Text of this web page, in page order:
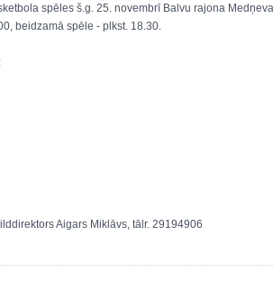
spēles š.g. 25. novembrī Balvu rajona
beidzamā spēle - plkst. 18.30.
Aigars Miklāvs, tālr. 29194906